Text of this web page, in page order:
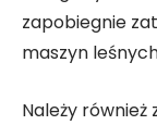
zapobiegnie
maszyn
Należy również